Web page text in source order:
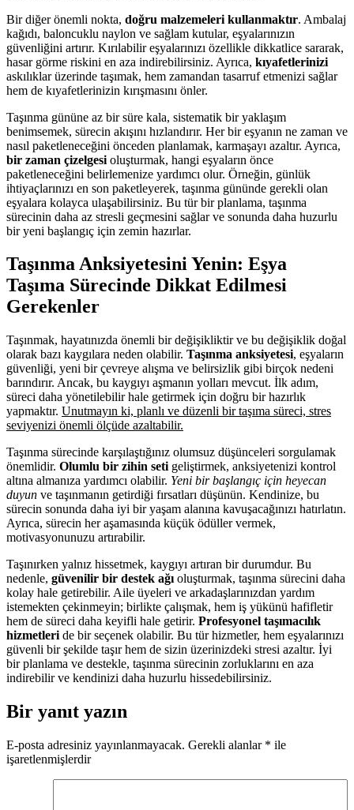
Bir diğer önemli nokta, doğru malzemeleri kullanmaktır. Ambalaj
kağıdı, baloncuklu naylon ve sağlam kutular, eşyalarınızın
güvenliğini artırır. Kırılabilir eşyalarınızı özellikle dikkatlice sararak,
hasar görme riskini en aza indirebilirsiniz. Ayrıca, kıyafetlerinizi
askılıklar üzerinde taşımak, hem zamandan tasarruf etmenizi sağlar
hem de kıyafetlerinizin kırışmasını önler.
Taşınma gününe az bir süre kala, sistematik bir yaklaşım
benimsemek, sürecin akışını hızlandırır. Her bir eşyanın ne zaman ve
nasıl paketleneceğini önceden planlamak, karmaşayı azaltır. Ayrıca,
bir zaman çizelgesi oluşturmak, hangi eşyaların önce
paketleneceğini belirlemenize yardımcı olur. Örneğin, günlük
ihtiyaçlarınızı en son paketleyerek, taşınma gününde gerekli olan
eşyalara kolayca ulaşabilirsiniz. Bu tür bir planlama, taşınma
sürecinin daha az stresli geçmesini sağlar ve sonunda daha huzurlu
bir yeni başlangıç için zemin hazırlar.
Taşınma Anksiyetesini Yenin: Eşya
Taşıma Sürecinde Dikkat Edilmesi
Gerekenler
Taşınmak, hayatınızda önemli bir değişikliktir ve bu değişiklik doğal
olarak bazı kaygılara neden olabilir. Taşınma anksiyetesi, eşyaların
güvenliği, yeni bir çevreye alışma ve belirsizlik gibi birçok nedeni
barındırır. Ancak, bu kaygıyı aşmanın yolları mevcut. İlk adım,
süreci daha yönetilebilir hale getirmek için doğru bir hazırlık
yapmaktır. Unutmayın ki, planlı ve düzenli bir taşıma süreci, stres
seviyenizi önemli ölçüde azaltabilir.
Taşınma sürecinde karşılaştığınız olumsuz düşünceleri sorgulamak
önemlidir. Olumlu bir zihin seti geliştirmek, anksiyetenizi kontrol
altına almanıza yardımcı olabilir. Yeni bir başlangıç için heyecan
duyun ve taşınmanın getirdiği fırsatları düşünün. Kendinize, bu
sürecin sonunda daha iyi bir yaşam alanına kavuşacağınızı hatırlatın.
Ayrıca, sürecin her aşamasında küçük ödüller vermek,
motivasyonunuzu artırabilir.
Taşınırken yalnız hissetmek, kaygıyı artıran bir durumdur. Bu
nedenle, güvenilir bir destek ağı oluşturmak, taşınma sürecini daha
kolay hale getirebilir. Aile üyeleri ve arkadaşlarınızdan yardım
istemekten çekinmeyin; birlikte çalışmak, hem iş yükünü hafifletir
hem de süreci daha keyifli hale getirir. Profesyonel taşımacılık
hizmetleri de bir seçenek olabilir. Bu tür hizmetler, hem eşyalarınızı
güvenli bir şekilde taşır hem de sizin üzerinizdeki stresi azaltır. İyi
bir planlama ve destekle, taşınma sürecinin zorluklarını en aza
indirebilir ve kendinizi daha huzurlu hissedebilirsiniz.
Bir yanıt yazın
E-posta adresiniz yayınlanmayacak. Gerekli alanlar * ile
işaretlenmişlerdir